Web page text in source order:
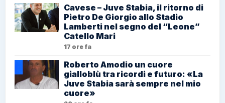
Cavese – Juve Stabia, il ritorno di
Pietro De Giorgio allo Stadio
Lamberti nel segno del “Leone”
Catello Mari
17 ore fa
Roberto Amodio un cuore
gialloblù tra ricordi e futuro: «La
Juve Stabia sarà sempre nel mio
cuore»